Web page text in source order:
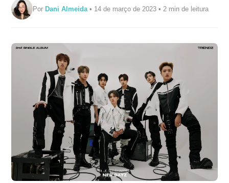
PorDani Almeida • 14 de março de 2023 • 2 min de leitura